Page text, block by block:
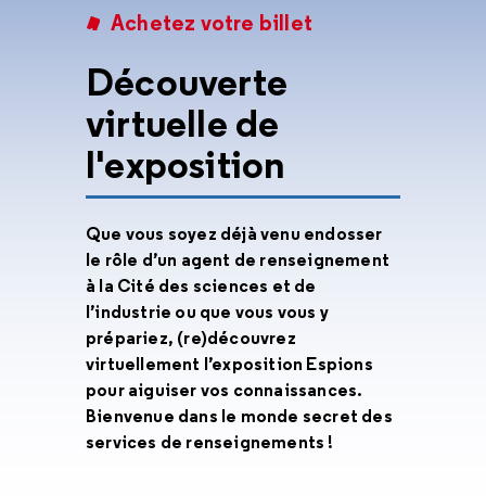
Achetez votre billet
Découverte
virtuelle de
l'exposition
Que vous soyez déjà venu endosser
le rôle d’un agent de renseignement
à la Cité des sciences et de
l’industrie ou que vous vous y
prépariez, (re)découvrez
virtuellement l’exposition Espions
pour aiguiser vos connaissances.
Bienvenue dans le monde secret des
services de renseignements !